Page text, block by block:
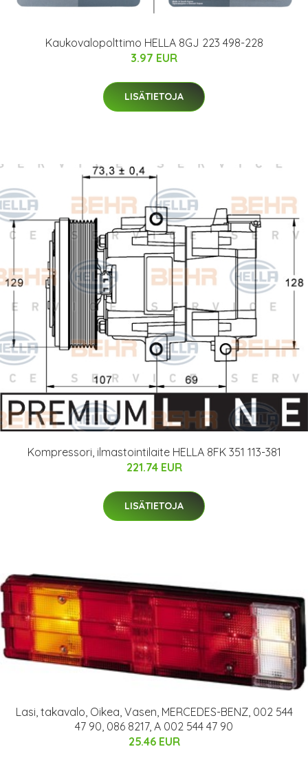
Kaukovalopolttimo HELLA 8GJ 223 498-228
3.97 EUR
LISÄTIETOJA
Kompressori, ilmastointilaite HELLA 8FK 351 113-381
221.74 EUR
LISÄTIETOJA
Lasi, takavalo, Oikea, Vasen, MERCEDES-BENZ, 002 544
47 90, 086 8217, A 002 544 47 90
25.46 EUR